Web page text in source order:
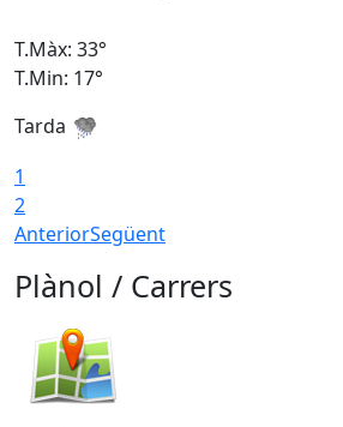
T.Màx: 33°
T.Min: 17°
Tarda
1
2
AnteriorSegüent
Plànol / Carrers